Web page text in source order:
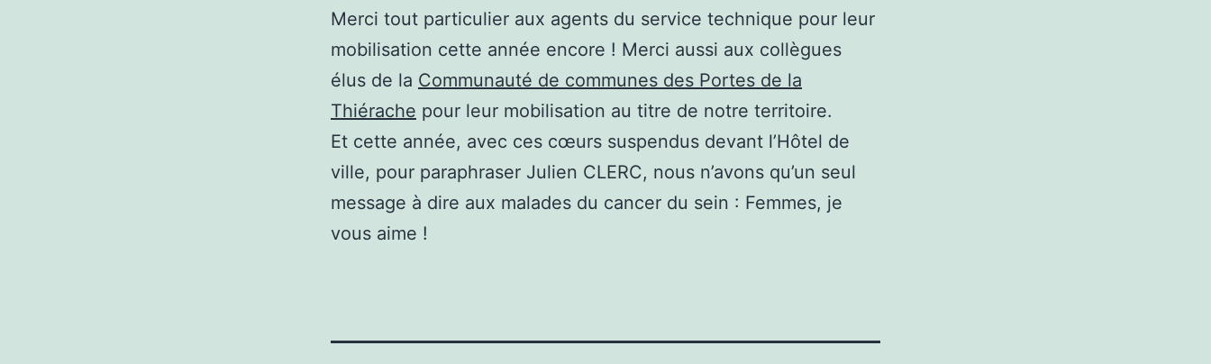
Merci tout particulier aux agents du service technique pour leur
mobilisation cette année encore ! Merci aussi aux collègues
élus de la Communauté de communes des Portes de la
Thiérache pour leur mobilisation au titre de notre territoire.
Et cette année, avec ces cœurs suspendus devant l’Hôtel de
ville, pour paraphraser Julien CLERC, nous n’avons qu’un seul
message à dire aux malades du cancer du sein : Femmes, je
vous aime !